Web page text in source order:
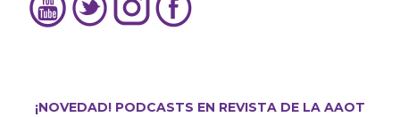
¡NOVEDAD! PODCASTS EN REVISTA DE LA AAOT